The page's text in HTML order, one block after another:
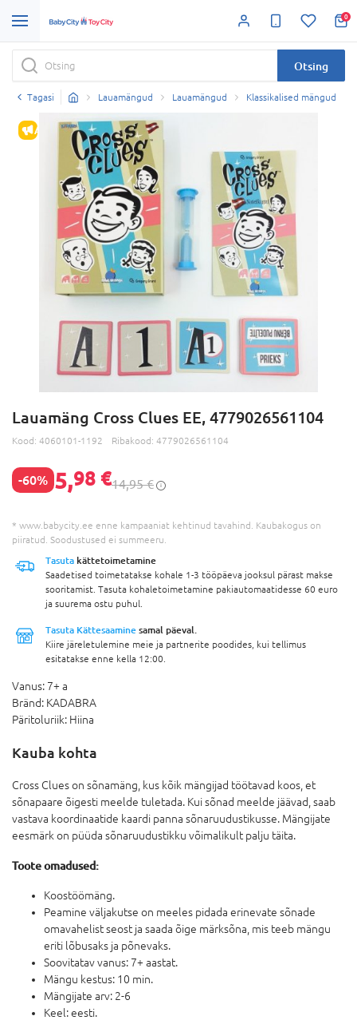
0
Otsing
Tagasi Lauamängud Lauamängud Klassikalised mängud
ALLAHINDLUS
Lauamäng Cross Clues EE, 4779026561104
Kood: 4060101-1192 Ribakood: 4779026561104
-60% 5,98 €14,95 €
* www.babycity.ee enne kampaaniat kehtinud tavahind. Kaubakogus on
piiratud. Soodustused ei summeeru.
Tasuta kättetoimetamine
Saadetised toimetatakse kohale 1-3 tööpäeva jooksul pärast makse
sooritamist. Tasuta kohaletoimetamine pakiautomaatidesse 60 euro
ja suurema ostu puhul.
Tasuta Kättesaamine samal päeval.
Kiire järeletulemine meie ja partnerite poodides, kui tellimus
esitatakse enne kella 12:00.
Vanus: 7+ a
Bränd: KADABRA
Päritoluriik: Hiina
Kauba kohta
Cross Clues on sõnamäng, kus kõik mängijad töötavad koos, et
sõnapaare õigesti meelde tuletada. Kui sõnad meelde jäävad, saab
vastava koordinaatide kaardi panna sõnaruudustikusse. Mängijate
eesmärk on püüda sõnaruudustikku võimalikult palju täita.
Toote omadused:
Koostöömäng.
Peamine väljakutse on meeles pidada erinevate sõnade
omavahelist seost ja saada õige märksõna, mis teeb mängu
eriti lõbusaks ja põnevaks.
Soovitatav vanus: 7+ aastat.
Mängu kestus: 10 min.
Mängijate arv: 2-6
Keel: eesti.